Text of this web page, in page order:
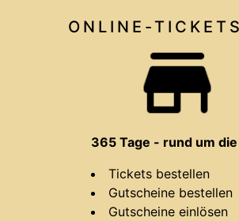
ONLINE-TICKET
365 Tage - rund um
Tickets bestellen
Gutscheine bestellen
Gutscheine einlösen